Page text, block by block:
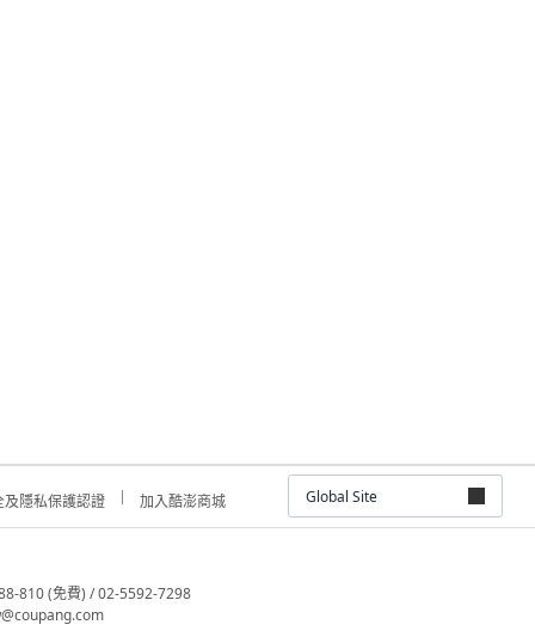
及隱私保護認證 加入酷澎商城 Global Site
810 (免費) / 02-5592-7298